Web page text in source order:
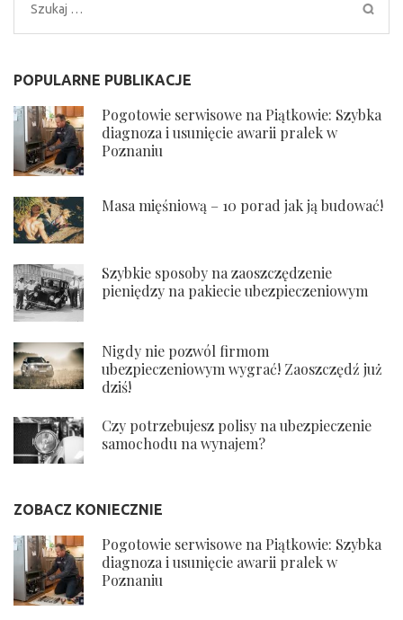
Szukaj:
POPULARNE PUBLIKACJE
Pogotowie serwisowe na Piątkowie: Szybka
diagnoza i usunięcie awarii pralek w
Poznaniu
Masa mięśniową – 10 porad jak ją budować!
Szybkie sposoby na zaoszczędzenie
pieniędzy na pakiecie ubezpieczeniowym
Nigdy nie pozwól firmom
ubezpieczeniowym wygrać! Zaoszczędź już
dziś!
Czy potrzebujesz polisy na ubezpieczenie
samochodu na wynajem?
ZOBACZ KONIECZNIE
Pogotowie serwisowe na Piątkowie: Szybka
diagnoza i usunięcie awarii pralek w
Poznaniu